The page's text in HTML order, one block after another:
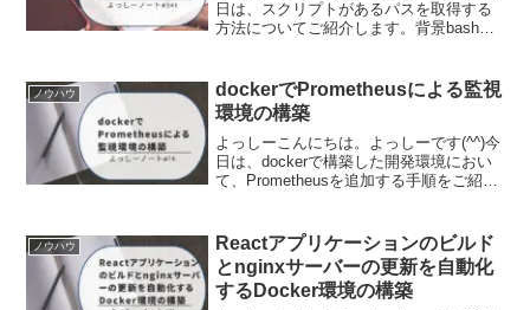
日は、スクリプトがあるパスを取得する
方法についてご紹介します。背景bashに
で、そのときの内容を備忘として残しま
した。この記事の...
ノウハウ
dockerでPrometheusによる監視
環境の構築
よっしーこんにちは。よっしーです(^^)今
日は、dockerで構築した開発環境におい
て、Prometheusを追加する手順をご紹介
ていますので、環境構築をされていない
方...
ノウハウ
Reactアプリケーションのビルド
とnginxサーバーの更新を自動化
するDocker環境の構築